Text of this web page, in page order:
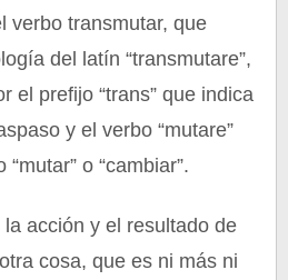
verbo transmutar, que
del latín “transmutare”,
el prefijo “trans” que indica
y el verbo “mutare”
o “cambiar”.
acción y el resultado de
cosa, que es ni más ni